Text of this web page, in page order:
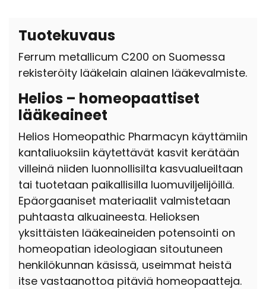
Tuotekuvaus
Ferrum metallicum C200 on Suomessa
rekisteröity lääkelain alainen lääkevalmiste.
Helios – homeopaattiset
lääkeaineet
Helios Homeopathic Pharmacyn käyttämiin
kantaliuoksiin käytettävät kasvit kerätään
villeinä niiden luonnollisilta kasvualueiltaan
tai tuotetaan paikallisilla luomuviljelijöillä.
Epäorgaaniset materiaalit valmistetaan
puhtaasta alkuaineesta. Helioksen
yksittäisten lääkeaineiden potensointi on
homeopatian ideologiaan sitoutuneen
henkilökunnan käsissä, useimmat heistä
itse vastaanottoa pitäviä homeopaatteja.